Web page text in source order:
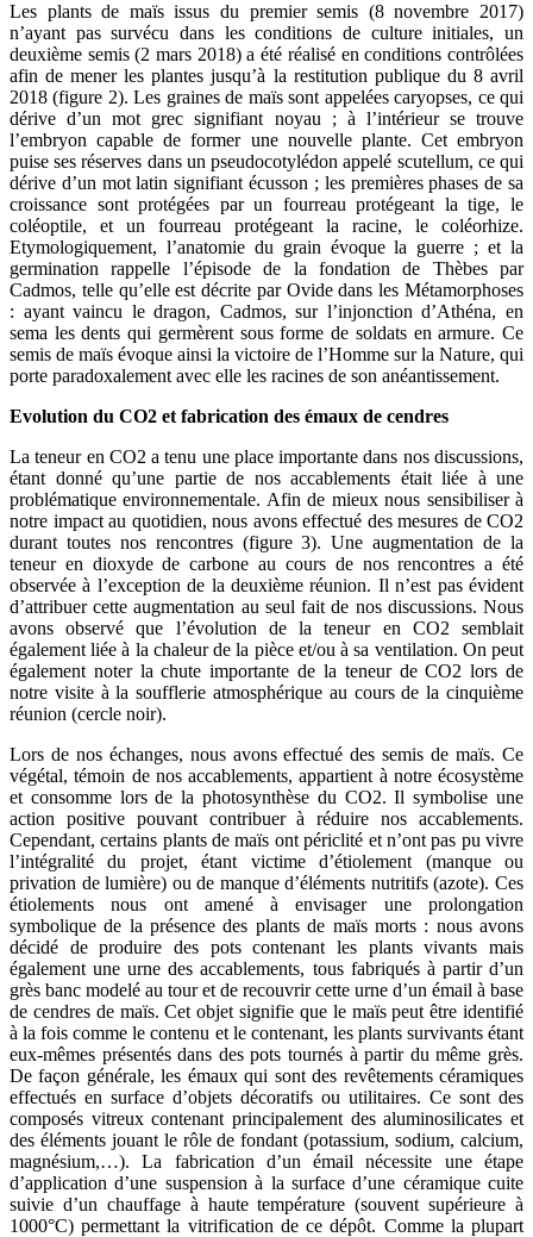
Les plants de maïs issus du premier semis (8 novembre 2017)
n’ayant pas survécu dans les conditions de culture initiales, un
deuxième semis (2 mars 2018) a été réalisé en conditions contrôlées
afin de mener les plantes jusqu’à la restitution publique du 8 avril
2018 (figure 2). Les graines de maïs sont appelées caryopses, ce qui
dérive d’un mot grec signifiant noyau ; à l’intérieur se trouve
l’embryon capable de former une nouvelle plante. Cet embryon
puise ses réserves dans un pseudocotylédon appelé scutellum, ce qui
dérive d’un mot latin signifiant écusson ; les premières phases de sa
croissance sont protégées par un fourreau protégeant la tige, le
coléoptile, et un fourreau protégeant la racine, le coléorhize.
Etymologiquement, l’anatomie du grain évoque la guerre ; et la
germination rappelle l’épisode de la fondation de Thèbes par
Cadmos, telle qu’elle est décrite par Ovide dans les Métamorphoses
: ayant vaincu le dragon, Cadmos, sur l’injonction d’Athéna, en
sema les dents qui germèrent sous forme de soldats en armure. Ce
semis de maïs évoque ainsi la victoire de l’Homme sur la Nature, qui
porte paradoxalement avec elle les racines de son anéantissement.
Evolution du CO2 et fabrication des émaux de cendres
La teneur en CO2 a tenu une place importante dans nos discussions,
étant donné qu’une partie de nos accablements était liée à une
problématique environnementale. Afin de mieux nous sensibiliser à
notre impact au quotidien, nous avons effectué des mesures de CO2
durant toutes nos rencontres (figure 3). Une augmentation de la
teneur en dioxyde de carbone au cours de nos rencontres a été
observée à l’exception de la deuxième réunion. Il n’est pas évident
d’attribuer cette augmentation au seul fait de nos discussions. Nous
avons observé que l’évolution de la teneur en CO2 semblait
également liée à la chaleur de la pièce et/ou à sa ventilation. On peut
également noter la chute importante de la teneur de CO2 lors de
notre visite à la soufflerie atmosphérique au cours de la cinquième
réunion (cercle noir).
Lors de nos échanges, nous avons effectué des semis de maïs. Ce
végétal, témoin de nos accablements, appartient à notre écosystème
et consomme lors de la photosynthèse du CO2. Il symbolise une
action positive pouvant contribuer à réduire nos accablements.
Cependant, certains plants de maïs ont périclité et n’ont pas pu vivre
l’intégralité du projet, étant victime d’étiolement (manque ou
privation de lumière) ou de manque d’éléments nutritifs (azote). Ces
étiolements nous ont amené à envisager une prolongation
symbolique de la présence des plants de maïs morts : nous avons
décidé de produire des pots contenant les plants vivants mais
également une urne des accablements, tous fabriqués à partir d’un
grès banc modelé au tour et de recouvrir cette urne d’un émail à base
de cendres de maïs. Cet objet signifie que le maïs peut être identifié
à la fois comme le contenu et le contenant, les plants survivants étant
eux-mêmes présentés dans des pots tournés à partir du même grès.
De façon générale, les émaux qui sont des revêtements céramiques
effectués en surface d’objets décoratifs ou utilitaires. Ce sont des
composés vitreux contenant principalement des aluminosilicates et
des éléments jouant le rôle de fondant (potassium, sodium, calcium,
magnésium,…). La fabrication d’un émail nécessite une étape
d’application d’une suspension à la surface d’une céramique cuite
suivie d’un chauffage à haute température (souvent supérieure à
1000°C) permettant la vitrification de ce dépôt. Comme la plupart